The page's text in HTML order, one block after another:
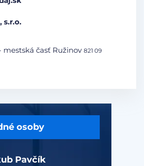
osoby
Pavčík
s.r.o.
mestská časť Ružinov 821 09